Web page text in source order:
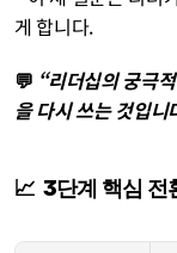
게 합니다.
💬 “리더십의 궁극
을 다시 쓰는 것입니
📈  3단계 핵심 전